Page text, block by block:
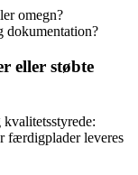
omegn?
dokumentation?
eller støbte
færdigplader leveres